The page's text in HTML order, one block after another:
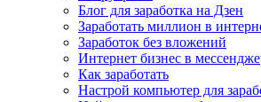
Блог для заработка на Дзен
Заработать миллион в
Заработок без вложений
Интернет бизнес в
Как заработать
Настрой компьютер для